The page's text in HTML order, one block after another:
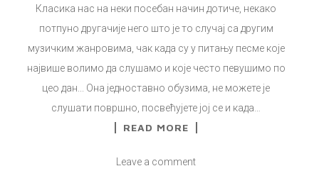
Класика нас на неки посебан начин дотиче, некако
потпуно другачије него што је то случај са другим
музичким жанровима, чак када су у питању песме које
највише волимо да слушамо и које често певушимо по
цео дан... Она једноставно обузима, не можете је
слушати површно, посвећујете јој се и када…
READ MORE
Leave a comment